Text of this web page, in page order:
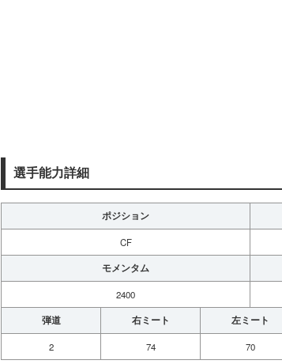
選手能力詳細
ポジション
CF
モメンタム
2400
弾道 右ミート 左ミート
2 74 70